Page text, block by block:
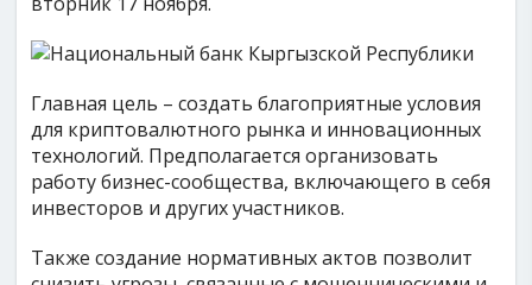
Главная цель – создать благоприятные условия
для криптовалютного рынка и инновационных
технологий. Предполагается организовать
работу бизнес-сообщества, включающего в себя
инвесторов и других участников.
Также создание нормативных актов позволит